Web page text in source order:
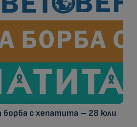
борба с хепатита – 28 юли